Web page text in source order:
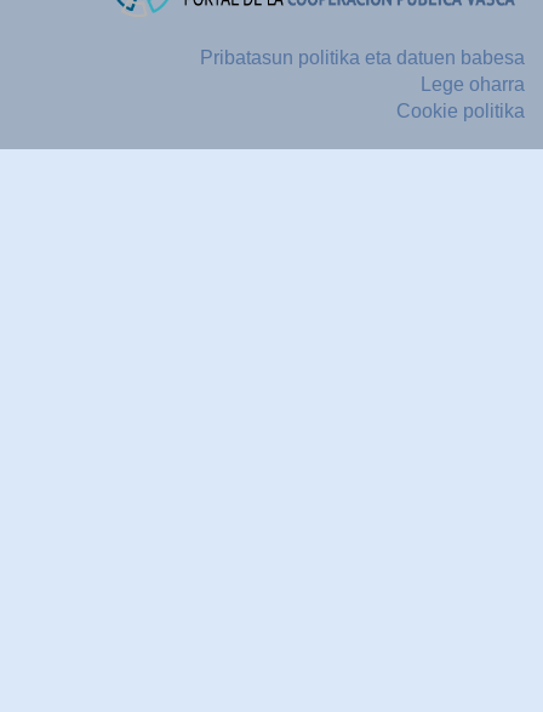
Pribatasun politika eta datuen babesa
Lege oharra
Cookie politika